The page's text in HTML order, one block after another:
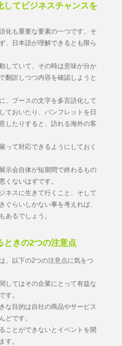
してビジネスチャンスを
化も重要な要素の一つです。そ
、日本語が理解できるとも限ら
していて、その時は意味が分か
翻訳しつつ内容を確認しようと
、ブースの文字を多言語化して
ておいたり、パンフレットを日
したりすると、訪れる海外の客
って対応できるようにしておく
示会自体が短期間で終わるもの
くないはずです。
ネスに生きて行くこと、そして
ぐらいしかない事を考えれば、
あるでしょう。
ときの2つの注意点
、以下の2つの注意点に気をつ
してはその企業にとって有益な
す。
な目的は自社の商品やサービス
どです。
ことができないとイベントを開
す。